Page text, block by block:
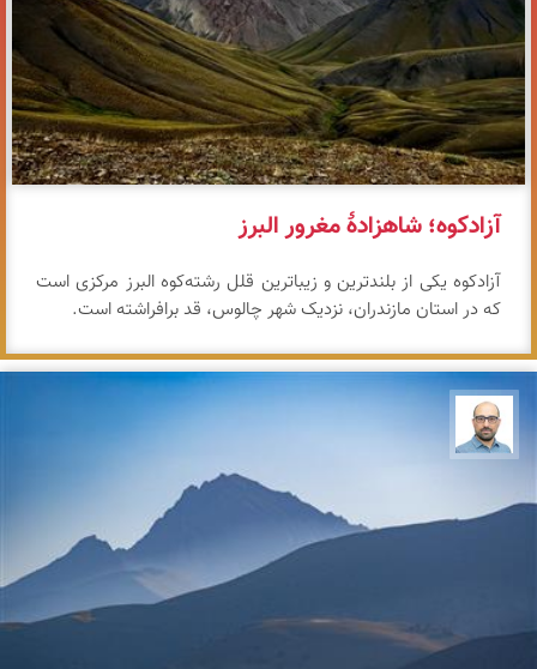
آزادکوه؛ شاهزادهٔ مغرور البرز
آزادکوه یکی از بلندترین و زیباترین قلل رشته‌کوه البرز مرکزی است
که در استان مازندران، نزدیک شهر چالوس، قد برافراشته است.